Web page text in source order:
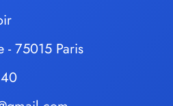
- 75015 Paris